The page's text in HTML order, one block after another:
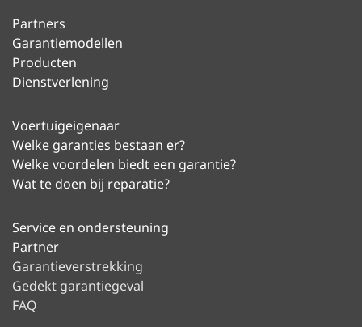
Partners
Garantiemodellen
Producten
Dienstverlening
Voertuigeigenaar
Welke garanties bestaan er?
Welke voordelen biedt een garantie?
Wat te doen bij reparatie?
Service en ondersteuning
Partner
Garantieverstrekking
Gedekt garantiegeval
FAQ